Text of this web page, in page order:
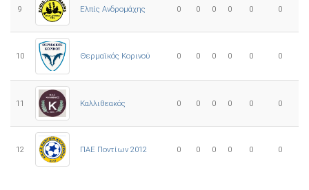
9 Ελπίς Ανδρομάχης 0 0 0 0 0 0
10 Θερμαϊκός Κορινού 0 0 0 0 0 0
11 Καλλιθεακός 0 0 0 0 0 0
12 ΠΑΕ Ποντίων 2012 0 0 0 0 0 0